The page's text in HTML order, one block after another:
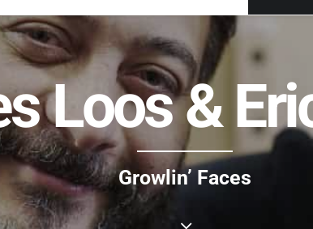
Loos &
Growlin’ Faces